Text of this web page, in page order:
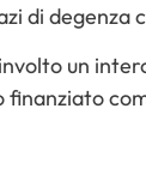
di degenza
un